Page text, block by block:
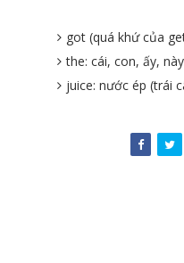
got (quá khứ của
the: cái, con, ấy,
juice: nước ép (trái